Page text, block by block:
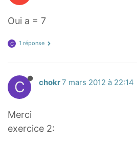
Oui a = 7
C 1 réponse
C chokr7 mars 2012 à 22:14
Merci
exercice 2: